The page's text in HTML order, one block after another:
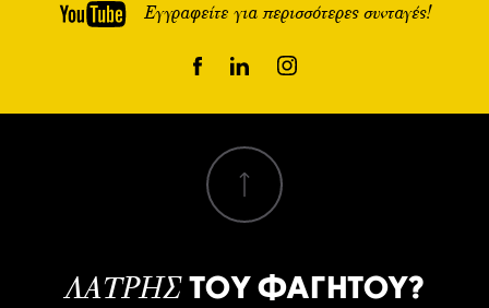
Εγγραφείτε για περισσότερες συνταγές!
ΛΑΤΡΗΣΤΟΥ ΦΑΓΗΤΟΥ?